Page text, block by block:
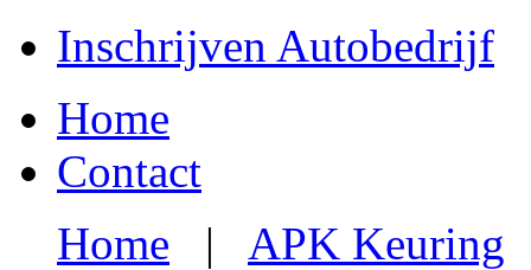
Inschrijven Autobedrijf
Home
Contact
Home | APK Keuring